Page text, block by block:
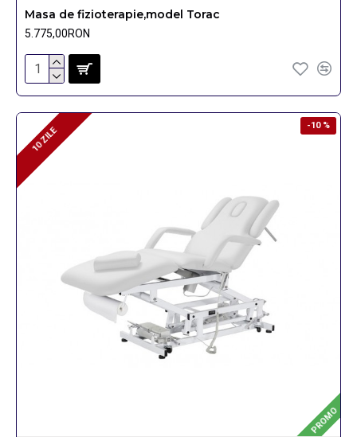
Masa de fizioterapie,model Torac
5.775,00RON
PROMO
-10 %
10 ZILE
10 ZILE